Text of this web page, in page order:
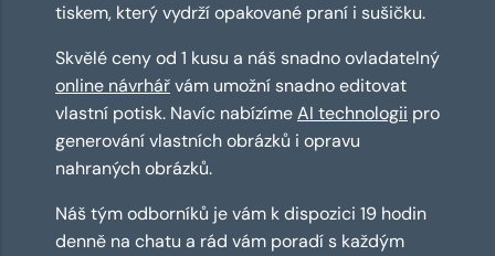
tiskem, který vydrží opakované praní i sušičku.
Skvělé ceny od 1 kusu a náš snadno ovladatelný
online návrhářvám umožní snadno editovat
vlastní potisk. Navíc nabízímeAI technologii pro
generování vlastních obrázků i opravu
nahraných obrázků.
Náš tým odborníků je vám k dispozici 19 hodin
denně na chatu a rád vám poradí s každým